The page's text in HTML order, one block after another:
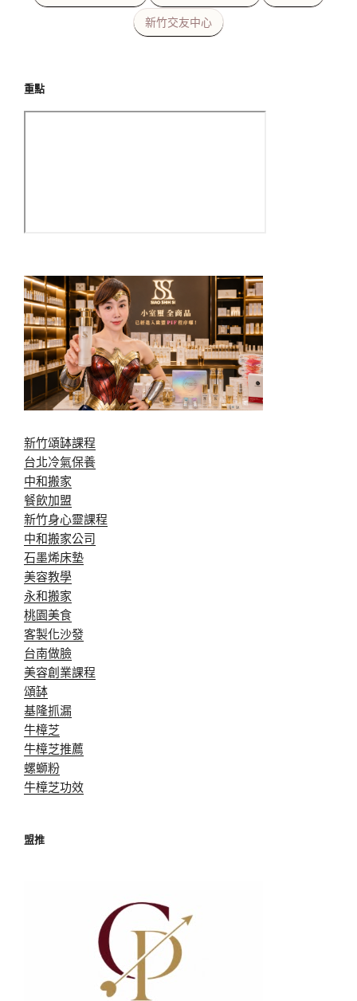
新竹交友中心
重點
新竹頌缽課程
台北冷氣保養
中和搬家
餐飲加盟
新竹身心靈課程
中和搬家公司
石墨烯床墊
美容教學
永和搬家
桃園美食
客製化沙發
台南做臉
美容創業課程
頌缽
基隆抓漏
牛樟芝
牛樟芝推薦
螺螄粉
牛樟芝功效
盟推